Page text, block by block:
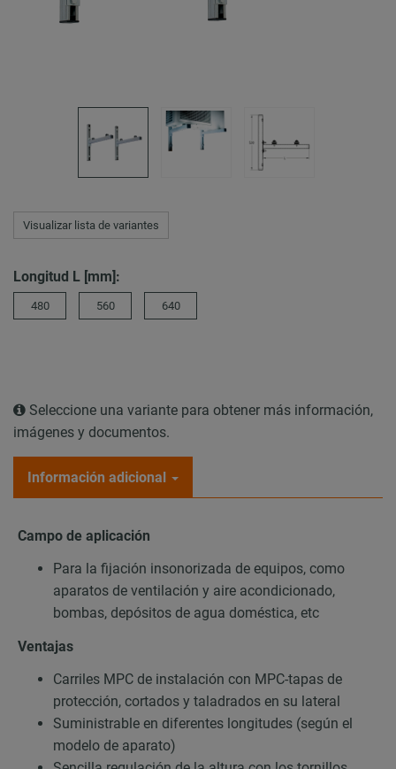
Visualizar lista de variantes
Longitud L [mm]:
480 560 640
Seleccione una variante para obtener más información,
imágenes y documentos.
Información adicional
Campo de aplicación
Para la fijación insonorizada de equipos, como
aparatos de ventilación y aire acondicionado,
bombas, depósitos de agua doméstica, etc
Ventajas
Carriles MPC de instalación con MPC-tapas de
protección, cortados y taladrados en su lateral
Suministrable en diferentes longitudes (según el
modelo de aparato)